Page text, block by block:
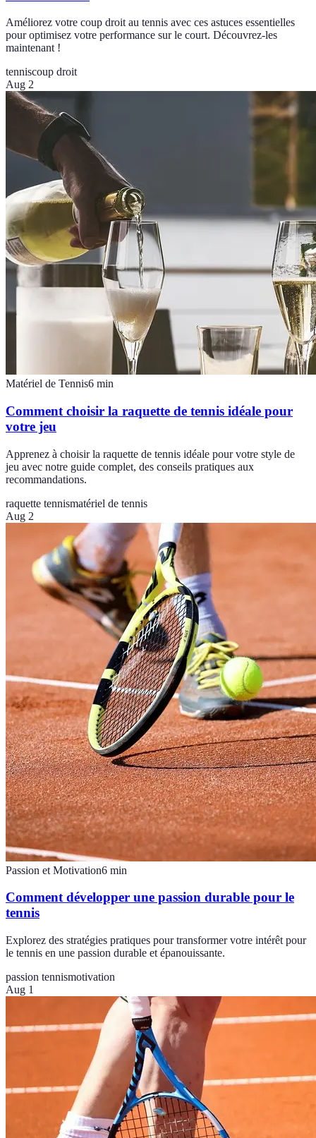
Améliorez votre coup droit au tennis avec ces astuces essentielles
pour optimisez votre performance sur le court. Découvrez-les
maintenant !
tenniscoup droit
Aug 2
Matériel de Tennis6 min
Comment choisir la raquette de tennis idéale pour
votre jeu
Apprenez à choisir la raquette de tennis idéale pour votre style de
jeu avec notre guide complet, des conseils pratiques aux
recommandations.
raquette tennismatériel de tennis
Aug 2
Passion et Motivation6 min
Comment développer une passion durable pour le
tennis
Explorez des stratégies pratiques pour transformer votre intérêt pour
le tennis en une passion durable et épanouissante.
passion tennismotivation
Aug 1